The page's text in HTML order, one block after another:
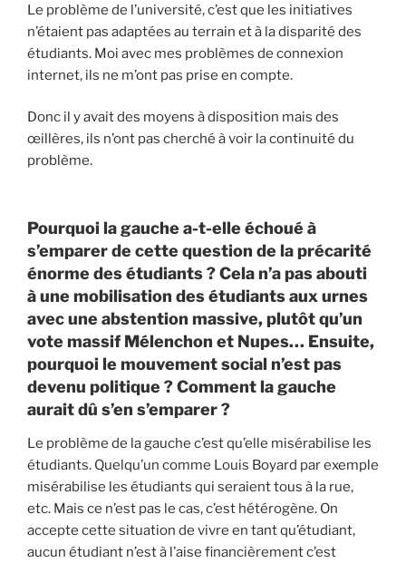
Le problème de l’université, c’est que les initiatives
n’étaient pas adaptées au terrain et à la disparité des
étudiants. Moi avec mes problèmes de connexion
internet, ils ne m’ont pas prise en compte.
Donc il y avait des moyens à disposition mais des
œillères, ils n’ont pas cherché à voir la continuité du
problème.
Pourquoi la gauche a-t-elle échoué à
s’emparer de cette question de la précarité
énorme des étudiants ? Cela n’a pas abouti
à une mobilisation des étudiants aux urnes
avec une abstention massive, plutôt qu’un
vote massif Mélenchon et Nupes… Ensuite,
pourquoi le mouvement social n’est pas
devenu politique ? Comment la gauche
aurait dû s’en s’emparer ?
Le problème de la gauche c’est qu’elle misérabilise les
étudiants. Quelqu’un comme Louis Boyard par exemple
misérabilise les étudiants qui seraient tous à la rue,
etc. Mais ce n’est pas le cas, c’est hétérogène. On
accepte cette situation de vivre en tant qu’étudiant,
aucun étudiant n’est à l’aise financièrement c’est